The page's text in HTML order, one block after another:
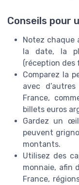
Conseils pour
Notez chaque
la date, la
(réception des
Comparez la
avec
France,
billets euros
Gardez un
peuvent
montants.
Utilisez des
monnaie, afin
France,